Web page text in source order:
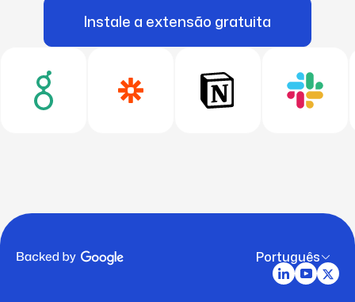
Instale a extensão gratuita
Português